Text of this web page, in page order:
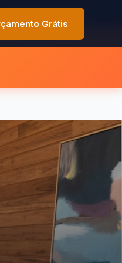
📞 (11) 94772-8991
Grátis